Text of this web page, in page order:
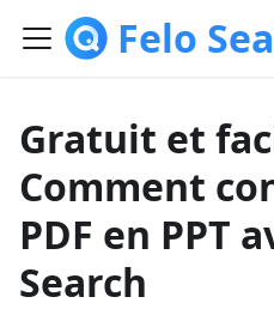
Felo
Gratuit et
Comment
PDF en PPT
Search